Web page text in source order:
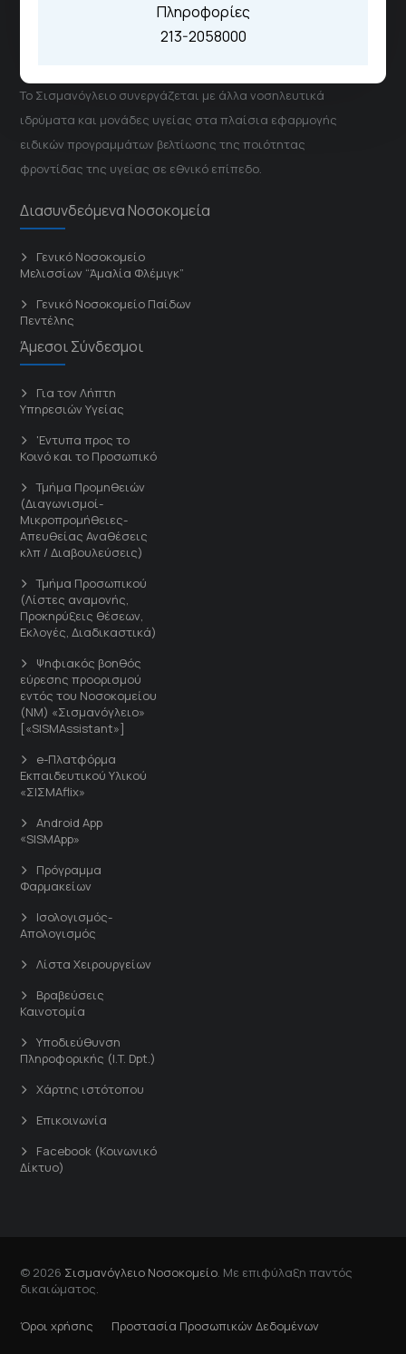
Πληροφορίες
213-2058000
Το Σισμανόγλειο συνεργάζεται με άλλα νοσηλευτικά
ιδρύματα και μονάδες υγείας στα πλαίσια εφαρμογής
ειδικών προγραμμάτων βελτίωσης της ποιότητας
φροντίδας της υγείας σε εθνικό επίπεδο.
Διασυνδεόμενα Νοσοκομεία
Γενικό Νοσοκομείο
Μελισσίων “Άμαλία Φλέμιγκ”
Γενικό Νοσοκομείο Παίδων
Πεντέλης
Άμεσοι Σύνδεσμοι
Για τον Λήπτη
Υπηρεσιών Υγείας
'Εντυπα προς το
Κοινό και το Προσωπικό
Τμήμα Προμηθειών
(Διαγωνισμοί-
Μικροπρομήθειες-
Απευθείας Αναθέσεις
κλπ / Διαβουλεύσεις)
Τμήμα Προσωπικού
(Λίστες αναμονής,
Προκηρύξεις θέσεων,
Εκλογές, Διαδικαστικά)
Ψηφιακός βοηθός
εύρεσης προορισμού
εντός του Νοσοκομείου
(ΝΜ) «Σισμανόγλειο»
[«SISMAssistant»]
e-Πλατφόρμα
Εκπαιδευτικού Υλικού
«ΣΙΣΜΑflix»
Android App
«SISMApp»
Πρόγραμμα
Φαρμακείων
Ισολογισμός-
Απολογισμός
Λίστα Χειρουργείων
Βραβεύσεις
Καινοτομία
Υποδιεύθυνση
Πληροφορικής (I.T. Dpt.)
Χάρτης ιστότοπου
Επικοινωνία
Facebook (Κοινωνικό
Δίκτυο)
© 2026 Σισμανόγλειο Νοσοκομείο . Με επιφύλαξη παντός
δικαιώματος.
Όροι χρήσης Προστασία Προσωπικών Δεδομένων